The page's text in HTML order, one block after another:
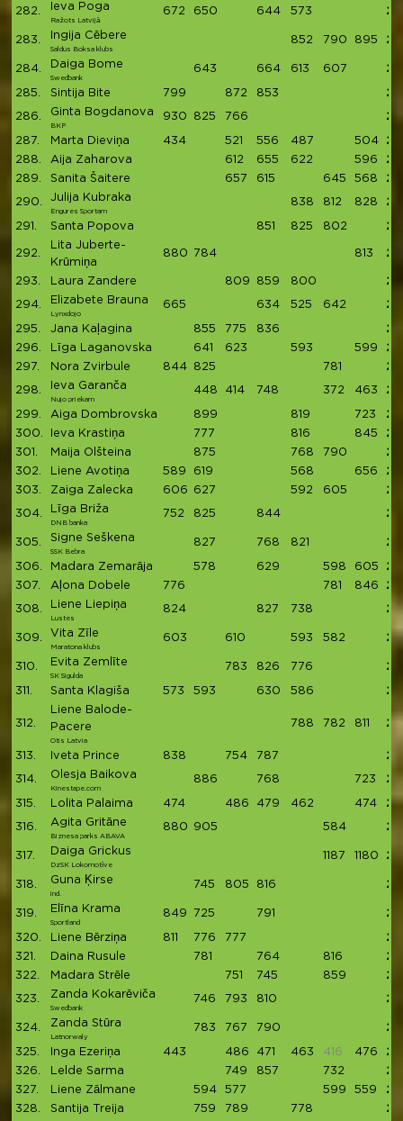
282. Ieva Poga
Ražots Latvijā
672 650 644 573
283. Ingija Cēbere
Saldus Boksa klubs
852 790 895
284. Daiga Bome
Swedbank
643 664 613 607
285. Sintija Bite 799 872 853
286. Ginta Bogdanova
BKP
930 825 766
287. Marta Dieviņa 434 521 556 487 504
288.
Aija Zaharova 612 655 622 596
289.
Sanita Šaitere 657 615 645 568
290. Julija Kubraka
Engures Sportam
838 812 828
291. Santa Popova 851 825 802
292.
Lita Juberte-
Krūmiņa
880 784 813
293. Laura Zandere 809 859 800
294. Elizabete Brauna
Lynxdojo
665 634 525 642
295. Jana Kaļagina 855 775 836
296.
Līga Laganovska 641 623 593 599
297.
Nora Zvirbule 844 825 781
298. Ieva Garanča
Nujo priekam
448 414 748 372 463
299. Aiga Dombrovska 899 819 723
300.
Ieva Krastiņa 777 816 845
301.
Maija Olšteina 875 768 790
302.
Liene Avotiņa 589 619 568 656
303.
Zaiga Zalecka 606 627 592 605
304. Līga Briža
DNB banka
752 825 844
305. Signe Seškena
SSK Bebra
827 768 821
306. Madara Zemarāja 578 629 598 605
307.
Aļona Dobele 776 781 846
308. Liene Liepiņa
Lustes
824 827 738
309. Vita Zīle
Maratona klubs
603 610 593 582
310. Evita Zemlīte
SK Sigulda
783 826 776
311. Santa Klagiša 573 593 630 586
312.
Liene Balode-
Pacere
Otis Latvia
788 782 811
313. Iveta Prince 838 754 787
314. Olesja Baikova
Kinestape.com
886 768 723
315. Lolita Palaima 474 486 479 462 474
316. Agita Gritāne
Biznesa parks ABAVA
880 905 584
317. Daiga Grickus
DzSK Lokomotīve
1187 1180
318. Guna Ķirse
ind.
745 805 816
319. Elīna Krama
Sportland
849 725 791
320. Liene Bērziņa 811 776 777
321.
Daina Rusule 781 764 816
322.
Madara Strēle 751 745 859
323. Zanda Kokarēviča
Swedbank
746 793 810
324. Zanda Stūra
Latnorwaly
783 767 790
325. Inga Ezeriņa 443 486 471 463 416 476
326.
Lelde Sarma 749 857 732
327.
Liene Zālmane 594 577 599 559
328.
Santija Treija 759 789 778